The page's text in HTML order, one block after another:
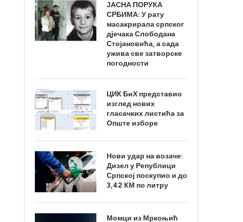
ЈАСНА ПОРУКА
СРБИМА: У рату
масакрирала српског
дјечака Слободана
Стојановића, а сада
ужива све затворске
погодности
ЦИК БиХ представио
изглед нових
гласачких листића за
Опште изборе
Нови удар на возаче:
Дизел у Републици
Српској поскупио и до
3,42 КМ по литру
Момци из Мркоњић